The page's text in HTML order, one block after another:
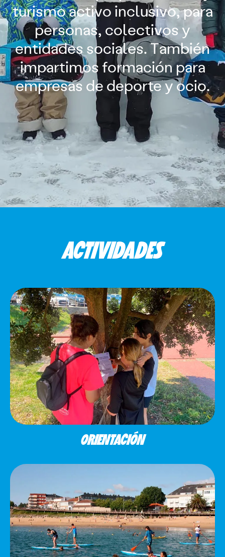
turismo activo inclusivo, para
personas, colectivos y
entidades sociales. También
impartimos formación para
empresas de deporte y ocio.
ACTIVIDADES
ORIENTACIÓN